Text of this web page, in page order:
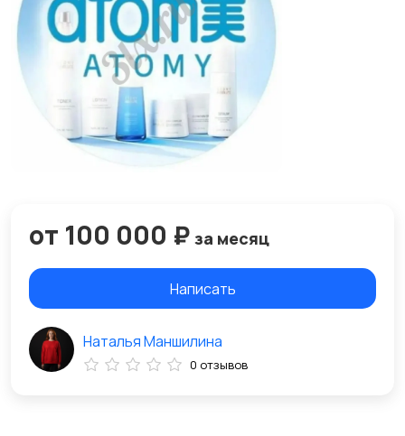
от 100 000 ₽ за месяц
Написать
Наталья Маншилина
0 отзывов